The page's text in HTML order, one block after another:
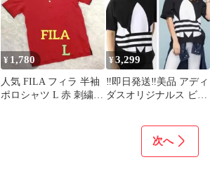
¥ 1,780
人気 FILA フィラ 半袖
ポロシャツ L 赤 刺繍
¥3,299
‼️即日発送‼️美品 アディ
ダスオリジナルス ビッ
次へ